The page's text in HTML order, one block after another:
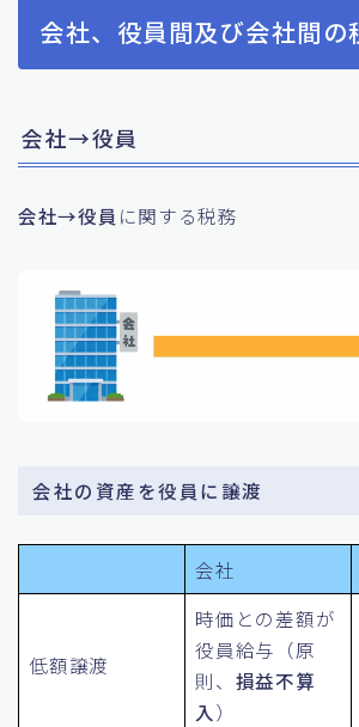
会社、役員間及び会社間の
会社→役員
会社→役員 に関する税務
会社の資産を役員に譲渡
会社
低額譲渡
時価との差額が
役員給与（原
則、 損益不算
入 ）